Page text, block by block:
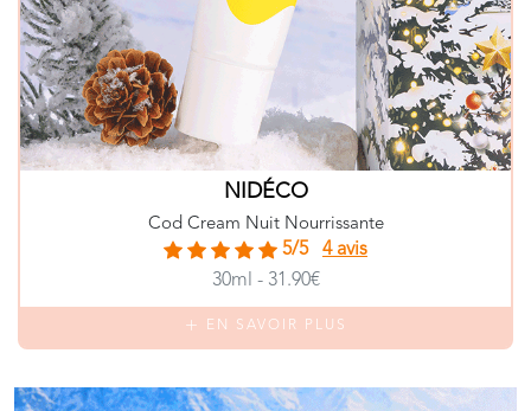
NIDÉCO
Cod Cream Nuit Nourrissante
5/5
4 avis
30ml - 31.90€
EN SAVOIR PLUS